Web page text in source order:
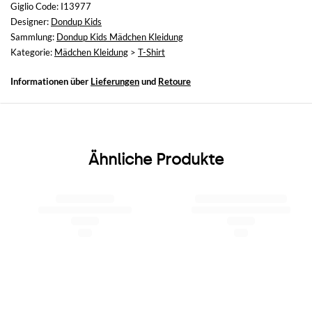
Größe und Passform
Normale Passform
Giglio Code: I13977
Designer: Dondup Kids
Sammlung: Dondup Kids Mädchen Kleidung
Kategorie: Mädchen Kleidung > T-Shirt
Informationen über Lieferungenund Retoure
Ähnliche Produkte